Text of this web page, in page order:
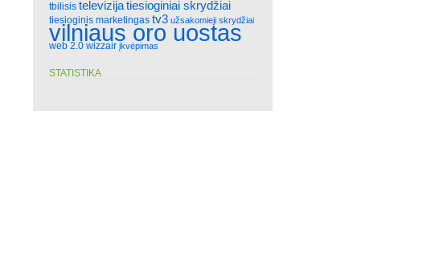
tbilisis televizijatiesioginiai skrydžiai
tiesioginis marketingas tv3 užsakomieji skrydžiai
vilniaus oro uostas
web 2.0 wizzair įkvėpimas
STATISTIKA